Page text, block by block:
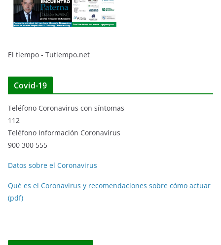
El tiempo - Tutiempo.net
Covid-19
Teléfono Coronavirus con síntomas
112
Teléfono Información Coronavirus
900 300 555
Datos sobre el Coronavirus
Qué es el Coronavirus y recomendaciones sobre cómo actuar
(pdf)